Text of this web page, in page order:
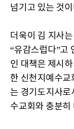
넘기고 있는 것
더욱이 김 지사
“유감스럽다”고
인 대책은 제시
한 신천지예수
는 경기도지사로
수교회와 충분히